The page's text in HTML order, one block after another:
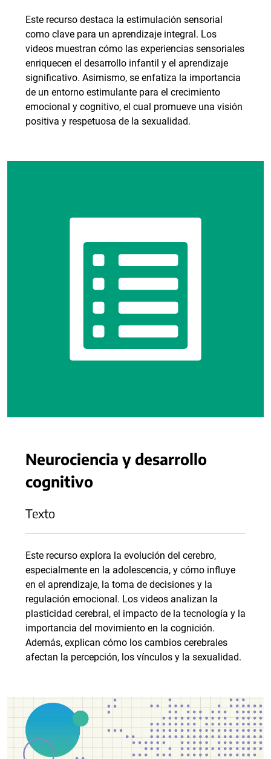
Este recurso destaca la estimulación sensorial
como clave para un aprendizaje integral. Los
videos muestran cómo las experiencias sensoriales
enriquecen el desarrollo infantil y el aprendizaje
significativo. Asimismo, se enfatiza la importancia
de un entorno estimulante para el crecimiento
emocional y cognitivo, el cual promueve una visión
positiva y respetuosa de la sexualidad.
Neurociencia y desarrollo
cognitivo
Texto
Este recurso explora la evolución del cerebro,
especialmente en la adolescencia, y cómo influye
en el aprendizaje, la toma de decisiones y la
regulación emocional. Los videos analizan la
plasticidad cerebral, el impacto de la tecnología y la
importancia del movimiento en la cognición.
Además, explican cómo los cambios cerebrales
afectan la percepción, los vínculos y la sexualidad.